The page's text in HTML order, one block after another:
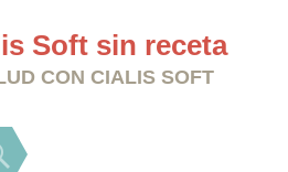
Soft sin receta
CON CIALIS SOFT
Search